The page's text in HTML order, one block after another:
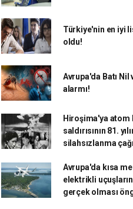
Türkiye'nin en iyi
oldu!
Avrupa'da Batı Nil
alarmı!
Hiroşima'ya atom
saldırısının 81.
silahsızlanma
Avrupa'da kısa
elektrikli
gerçek olması